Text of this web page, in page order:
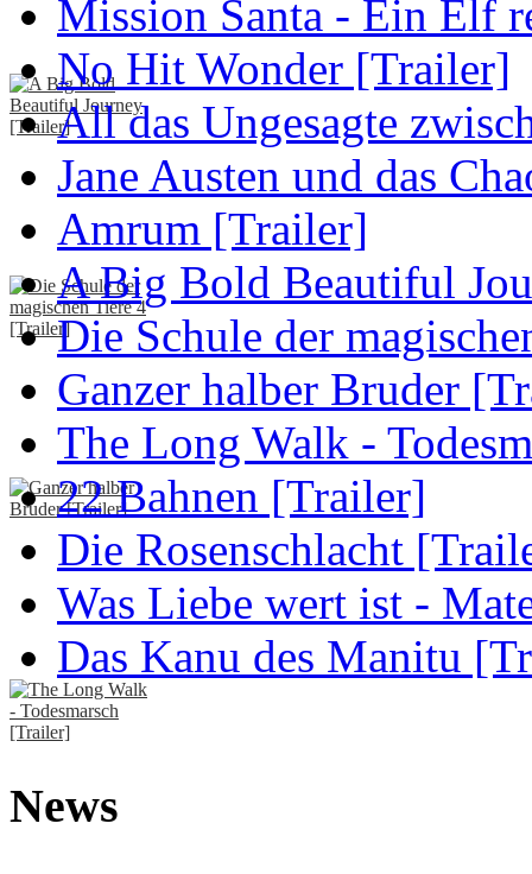
Mission Santa - Ein Elf
No Hit Wonder [Trailer]
All das Ungesagte
Jane Austen und das
Amrum [Trailer]
A Big Bold Beautiful
Die Schule der
Ganzer halber Bruder
The Long Walk -
22 Bahnen [Trailer]
Die Rosenschlacht
Was Liebe wert ist -
Das Kanu des Manitu
News